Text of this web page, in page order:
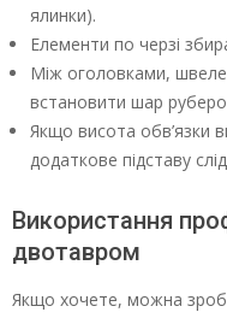
ялинки).
Елементи по черзі
Між оголовками,
встановити шар
Якщо висота обв’язки
додаткове підставу
Використання
двотавром
Якщо хочете, можна